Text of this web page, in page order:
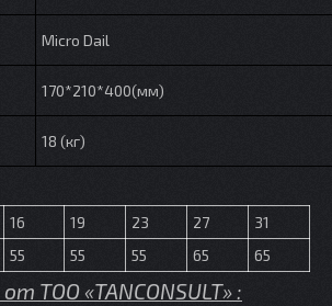
Micro Dail
170*210*400(мм)
18 (кг)
16 19 23 27
31
55 55 55 65 65
TOO «TANCONSULT» :